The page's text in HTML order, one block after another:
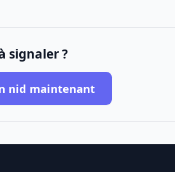
signaler ?
nid maintenant